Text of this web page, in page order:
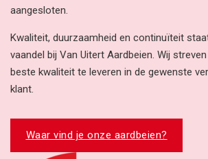
aangesloten.
Kwaliteit, duurzaamheid en continuïteit
vaandel bij Van Uitert Aardbeien. Wij
beste kwaliteit te leveren in de gewenste
klant.
Waar vind je onze aardbeien?